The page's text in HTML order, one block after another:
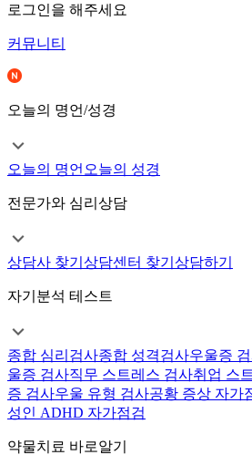
로그인을 해주세요
커뮤니티
오늘의 명언/성경
오늘의 명언 오늘의 성경
전문가와 심리상담
상담사 찾기 상담센터 찾기 상담하기
자기분석 테스트
종합 심리검사종합 성격검사우울증
울증 검사직무 스트레스 검사취업 스
증 검사우울 유형 검사공황 증상 자가
성인 ADHD 자가점검
약물치료 바로알기